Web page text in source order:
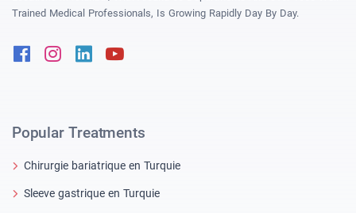
Trained Medical Professionals, Is Growing Rapidly Day By Day.
FacebookInstagram
Linkedin
Popular Treatments
Chirurgie bariatrique en Turquie
Sleeve gastrique en Turquie